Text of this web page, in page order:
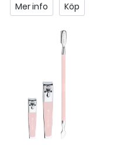
Mer info Köp